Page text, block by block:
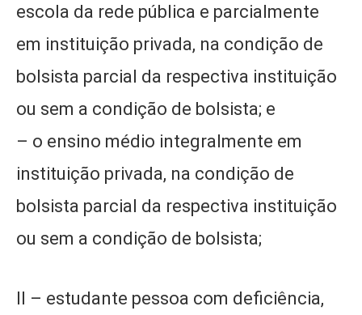
escola da rede pública e parcialmente
em instituição privada, na condição de
bolsista parcial da respectiva instituição
ou sem a condição de bolsista; e
– o ensino médio integralmente em
instituição privada, na condição de
bolsista parcial da respectiva instituição
ou sem a condição de bolsista;
II – estudante pessoa com deficiência,